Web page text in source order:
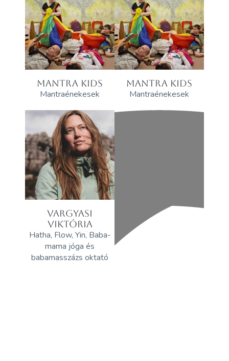
MANTRA KIDS
Mantraénekesek
MANTRA KIDS
Mantraénekesek
VARGYASI
VIKTÓRIA
Hatha, Flow, Yin, Baba-
mama jóga és
babamasszázs oktató